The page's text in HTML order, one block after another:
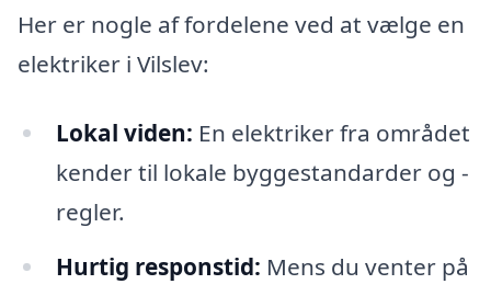
Her er nogle af fordelene ved at vælge en
elektriker i Vilslev:
Lokal viden: En elektriker fra området
kender til lokale byggestandarder og -
regler.
Hurtig responstid: Mens du venter på